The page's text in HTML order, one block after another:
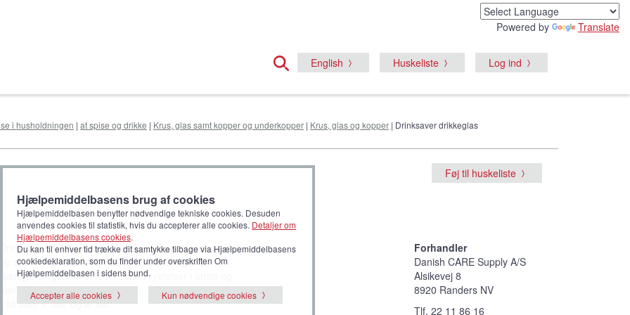
Powered by Translate
English Huskeliste Log ind
i husholdningen | at spise og drikke | Krus, glas samt kopper og underkopper | Krus, glas og kopper | Drinksaver drikkeglas
Føj til huskeliste
Drinksaver drikkeglas og låg, som er et praktisk, stilfuldt
og spildfrit alternativ til traditionelle drikkeglas.
Særligt velegnet til personer med rystelser i arme og
hænder eller med synkebesvær.
Fås som 1. stk. og 4. stk.
Forhandler
Danish CARE Supply A/S
Alsikevej 8
8920 Randers NV
Tlf. 22 11 86 16
Hjælpemiddelbasens brug af cookies
Hjælpemiddelbasen benytter nødvendige tekniske cookies. Desuden
anvendes cookies til statistik, hvis du accepterer alle cookies. Detaljer om
Hjælpemiddelbasens cookies.
Du kan til enhver tid trække dit samtykke tilbage via Hjælpemiddelbasens
cookiedeklaration, som du finder under overskriften Om
Hjælpemiddelbasen i sidens bund.
Accepter alle cookies
Kun nødvendige cookies